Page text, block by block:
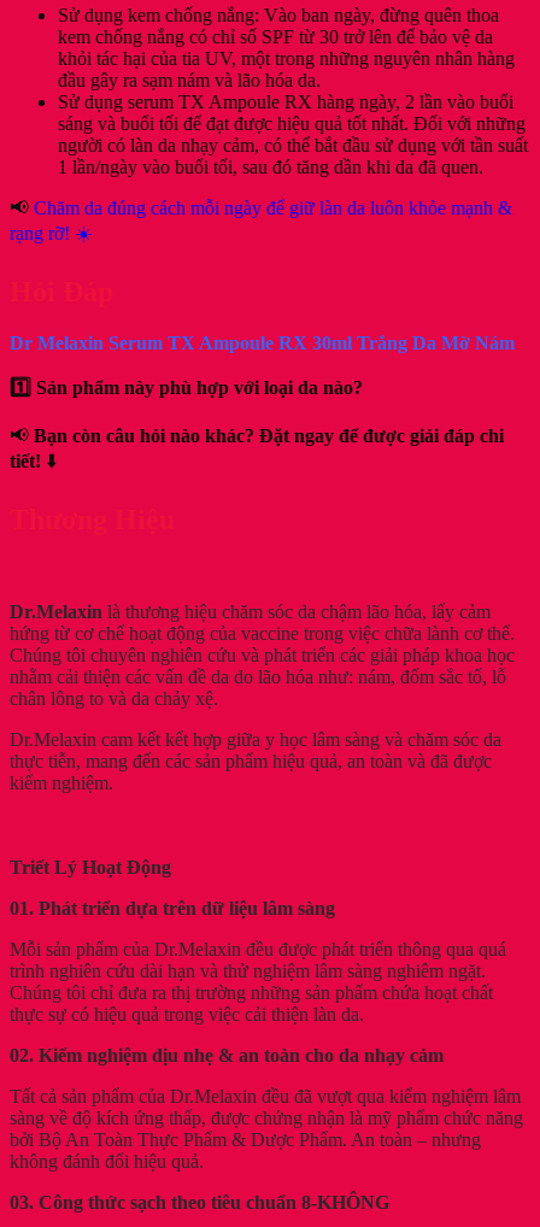
Sử dụng kem chống nắng: Vào ban ngày, đừng quên thoa
kem chống nắng có chỉ số SPF từ 30 trở lên để bảo vệ da
khỏi tác hại của tia UV, một trong những nguyên nhân hàng
đầu gây ra sạm nám và lão hóa da.
Sử dụng serum TX Ampoule RX hàng ngày, 2 lần vào buổi
sáng và buổi tối để đạt được hiệu quả tốt nhất. Đối với những
người có làn da nhạy cảm, có thể bắt đầu sử dụng với tần suất
1 lần/ngày vào buổi tối, sau đó tăng dần khi da đã quen.
📢 Chăm da đúng cách mỗi ngày để giữ làn da luôn khỏe mạnh &
rạng rỡ! ☀️
Dr Melaxin Serum TX Ampoule RX 30ml Trắng Da Mờ Nám
1️⃣ Sản phẩm này phù hợp với loại da nào?
📢 Bạn còn câu hỏi nào khác? Đặt ngay để được giải đáp chi
tiết! ⬇️
Dr.Melaxin là thương hiệu chăm sóc da chậm lão hóa, lấy cảm
hứng từ cơ chế hoạt động của vaccine trong việc chữa lành cơ thể.
Chúng tôi chuyên nghiên cứu và phát triển các giải pháp khoa học
nhằm cải thiện các vấn đề da do lão hóa như: nám, đốm sắc tố, lỗ
chân lông to và da chảy xệ.
Dr.Melaxin cam kết kết hợp giữa y học lâm sàng và chăm sóc da
thực tiễn, mang đến các sản phẩm hiệu quả, an toàn và đã được
kiểm nghiệm.
Triết Lý Hoạt Động
01. Phát triển dựa trên dữ liệu lâm sàng
Mỗi sản phẩm của Dr.Melaxin đều được phát triển thông qua quá
trình nghiên cứu dài hạn và thử nghiệm lâm sàng nghiêm ngặt.
Chúng tôi chỉ đưa ra thị trường những sản phẩm chứa hoạt chất
thực sự có hiệu quả trong việc cải thiện làn da.
02. Kiểm nghiệm dịu nhẹ & an toàn cho da nhạy cảm
Tất cả sản phẩm của Dr.Melaxin đều đã vượt qua kiểm nghiệm lâm
sàng về độ kích ứng thấp, được chứng nhận là mỹ phẩm chức năng
bởi Bộ An Toàn Thực Phẩm & Dược Phẩm. An toàn – nhưng
không đánh đổi hiệu quả.
03. Công thức sạch theo tiêu chuẩn 8-KHÔNG